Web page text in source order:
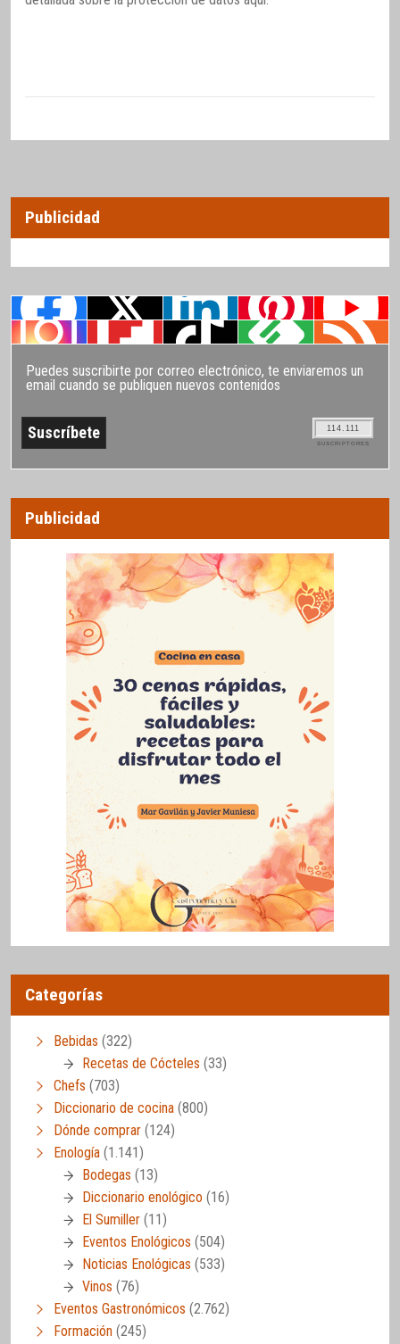
Publicidad
Puedes suscribirte por correo electrónico, te enviaremos un
email cuando se publiquen nuevos contenidos
114.111
SUSCRIPTORES
Publicidad
Categorías
Bebidas (322)
Recetas de Cócteles (33)
Chefs (703)
Diccionario de cocina (800)
Dónde comprar (124)
Enología (1.141)
Bodegas (13)
Diccionario enológico (16)
El Sumiller (11)
Eventos Enológicos (504)
Noticias Enológicas (533)
Vinos (76)
Eventos Gastronómicos (2.762)
Formación (245)